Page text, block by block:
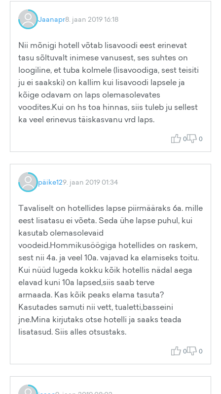
Jaanapr8. jaan 2019 16:18
Nii mõnigi hotell võtab lisavoodi eest erinevat
tasu sõltuvalt inimese vanusest, ses suhtes on
loogiline, et tuba kolmele (lisavoodiga, sest teisiti
ju ei saakski) on kallim kui lisavoodi lapsele ja
kõige odavam on laps olemasolevates
voodites.Kui on hs toa hinnas, siis tuleb ju sellest
ka veel erinevus täiskasvanu vrd laps.
0 0
päike129. jaan 2019 01:34
Tavaliselt on hotellides lapse piirmääraks 6a. mille
eest lisatasu ei võeta. Seda ühe lapse puhul, kui
kasutab olemasolevaid
voodeid.Hommikusöögiga hotellides on raskem,
sest nii 4a. ja veel 10a. vajavad ka elamiseks toitu.
Kui nüüd lugeda kokku kõik hotellis nädal aega
elavad kuni 10a lapsed,siis saab terve
armaada. Kas kõik peaks elama tasuta?
Kasutades samuti nii vett, tualetti,basseini
jne.Mina kirjutaks otse hotelli ja saaks teada
lisatasud. Siis alles otsustaks.
0 0